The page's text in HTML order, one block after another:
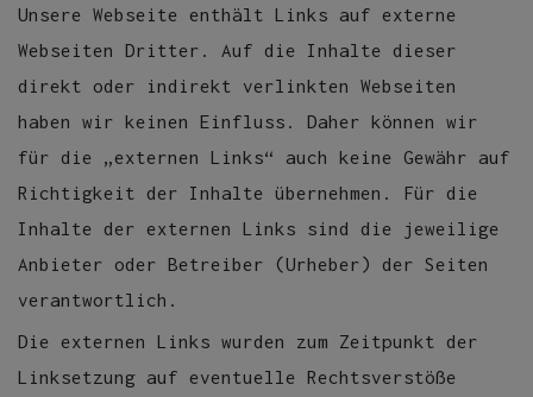
Unsere Webseite enthält Links auf externe
Webseiten Dritter. Auf die Inhalte dieser
direkt oder indirekt verlinkten Webseiten
haben wir keinen Einfluss. Daher können wir
für die „externen Links“ auch keine Gewähr auf
Richtigkeit der Inhalte übernehmen. Für die
Inhalte der externen Links sind die jeweilige
Anbieter oder Betreiber (Urheber) der Seiten
verantwortlich.
Die externen Links wurden zum Zeitpunkt der
Linksetzung auf eventuelle Rechtsverstöße